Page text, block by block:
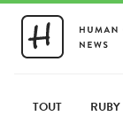
TOUT RUBY